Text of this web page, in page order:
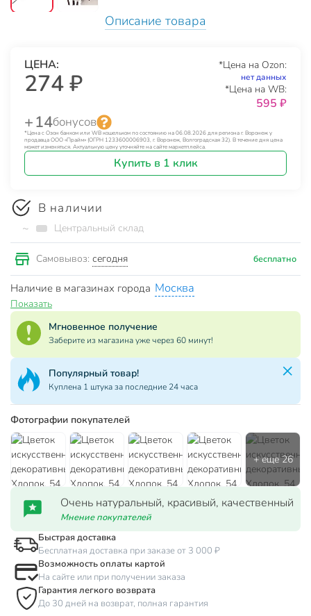
Описание товара
ЦЕНА:
274 ₽
*Цена на Ozon:
нет данных
*Цена на WB:
595 ₽
+ 14бонусов
*Цена с Озон банком или WB кошельком по состоянию на 06.08.2026 для региона г. Воронеж у
продавца ООО «Прайм» (ОГРН 1233600006903, г. Воронеж, Волгоградская 32). В течение дня цена
может изменяться. Актуальную цену уточняйте на сайте маркетплейса.
Купить в 1 клик
В наличии
~ Центральный склад
Самовывоз: сегодня бесплатно
Наличие в магазинах города Москва
Показать
Мгновенное получение
Заберите из магазина уже через 60 минут!
Популярный товар!
Куплена 1 штука за последние 24 часа
Фотографии покупателей
Очень натуральный, красивый, качественный
Мнение покупателей
Быстрая доставка
Бесплатная доставка при заказе от 3 000 ₽
Возможность оплаты картой
На сайте или при получении заказа
Гарантия легкого возврата
До 30 дней на возврат, полная гарантия